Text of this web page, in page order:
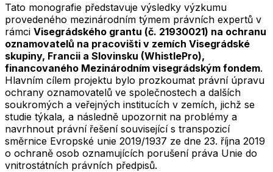
Tato monografie představuje výsledky výzkumu
provedeného mezinárodním týmem právních expertů v
rámci Visegrádského grantu (č. 21930021) na ochranu
oznamovatelů na pracovišti v zemích Visegrádské
skupiny, Francii a Slovinsku (WhistlePro),
financovaného Mezinárodním visegrádským fondem.
Hlavním cílem projektu bylo prozkoumat právní úpravu
ochrany oznamovatelů ve společnostech a dalších
soukromých a veřejných institucích v zemích, jichž se
studie týkala, a následně upozornit na problémy a
navrhnout právní řešení související s transpozicí
směrnice Evropské unie 2019/1937 ze dne 23. října 2019
o ochraně osob oznamujících porušení práva Unie do
vnitrostátních právních předpisů.